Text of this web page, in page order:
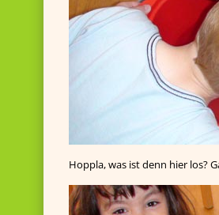
Hoppla, was ist denn hier los?